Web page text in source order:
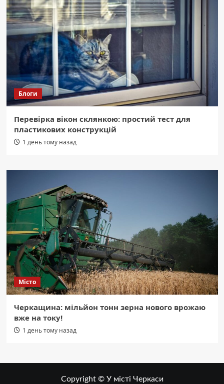
Блоги
Перевірка вікон склянкою: простий тест для
пластикових конструкцій
1 день тому назад
Місто
Черкащина: мільйон тонн зерна нового врожаю
вже на току!
1 день тому назад
Copyright © У місті Черкаси